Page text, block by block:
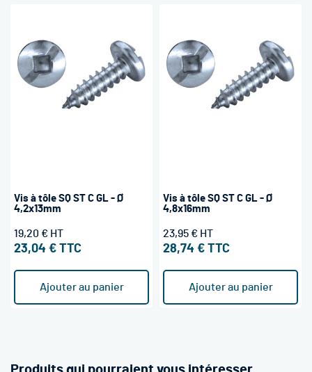
Vis à tôle SQ ST C GL - Ø
4,2x13mm
23,04 €
19,20 €
Ajouter au panier
Vis à tôle SQ ST C GL - Ø
4,8x16mm
28,74 €
23,95 €
Ajouter au panier